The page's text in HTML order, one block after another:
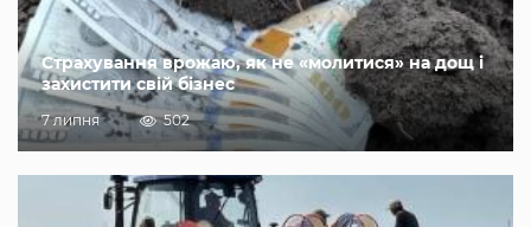
Страхування врожаю, як не «молитися» на дощ і
захистити свій бізнес
7 липня 502